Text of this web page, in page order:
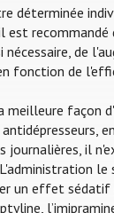
déterminée
est recommandé
de
fonction de
meilleure façon
journalières, il
un effet sédatif